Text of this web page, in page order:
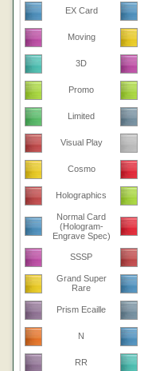
EX Card
Moving
3D
Promo
Limited
Visual Play
Cosmo
Holographics
Normal Card
(Hologram-
Engrave Spec)
SSSP
Grand Super
Rare
Prism Ecaille
N
RR